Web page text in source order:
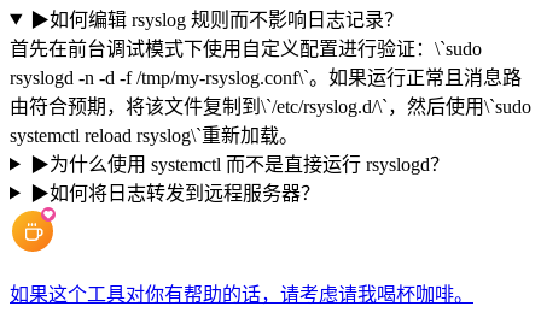
▶如何编辑 rsyslog 规则而不影响日志记录？
首先在前台调试模式下使用自定义配置进行验证：\`sudo
rsyslogd -n -d -f /tmp/my-rsyslog.conf\`。如果运行正常且消息路
由符合预期，将该文件复制到\`/etc/rsyslog.d/\`，然后使用\`sudo
systemctl reload rsyslog\`重新加载。
▶为什么使用 systemctl 而不是直接运行 rsyslogd？
▶如何将日志转发到远程服务器？
如果这个工具对你有帮助的话，请考虑请我喝杯咖啡。